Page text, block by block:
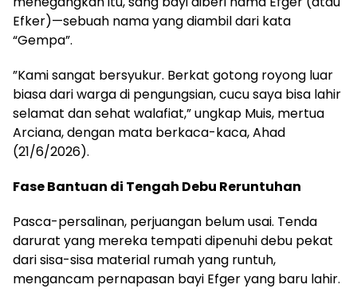
Efker)—sebuah nama yang diambil dari kata
“Gempa”.
​”Kami sangat bersyukur. Berkat gotong royong luar
biasa dari warga di pengungsian, cucu saya bisa lahir
selamat dan sehat walafiat,” ungkap Muis, mertua
Arciana, dengan mata berkaca-kaca, Ahad
(21/6/2026).
​Fase Bantuan di Tengah Debu Reruntuhan
​Pasca-persalinan, perjuangan belum usai. Tenda
darurat yang mereka tempati dipenuhi debu pekat
dari sisa-sisa material rumah yang runtuh,
mengancam pernapasan bayi Efger yang baru lahir.